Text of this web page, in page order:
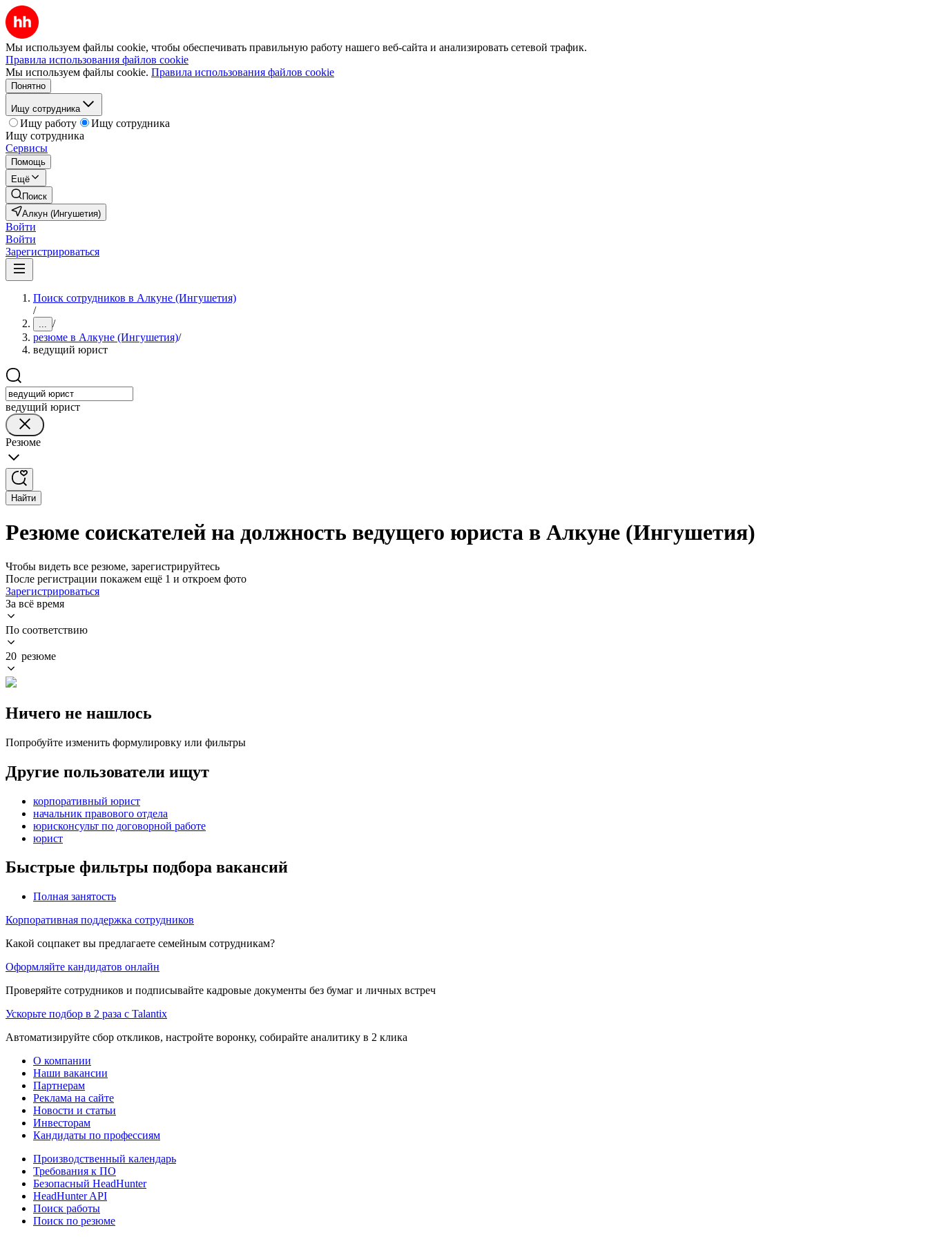
Мы используем файлы cookie, чтобы обеспечивать правильную работу нашего веб-сайта и анализировать сетевой трафик.
Правила использования файлов cookie
Мы используем файлы cookie. Правила использования файлов cookie
Понятно
Ищу сотрудника
Ищу работу
Ищу сотрудника
Ищу сотрудника
Сервисы
Помощь
Ещё
Поиск
Алкун (Ингушетия)
Войти
Войти
Зарегистрироваться
Поиск сотрудников в Алкуне (Ингушетия)
/
... /
резюме в Алкуне (Ингушетия)/
ведущий юрист
ведущий юрист
Резюме
Найти
Резюме соискателей на должность ведущего юриста в Алкуне (Ингушетия)
Чтобы видеть все резюме, зарегистрируйтесь
После регистрации покажем ещё 1 и откроем фото
Зарегистрироваться
За всё время
По соответствию
20 резюме
Ничего не нашлось
Попробуйте изменить формулировку или фильтры
Другие пользователи ищут
корпоративный юрист
начальник правового отдела
юрисконсульт по договорной работе
юрист
Быстрые фильтры подбора вакансий
Полная занятость
Корпоративная поддержка сотрудников
Какой соцпакет вы предлагаете семейным сотрудникам?
Оформляйте кандидатов онлайн
Проверяйте сотрудников и подписывайте кадровые документы без бумаг и личных встреч
Ускорьте подбор в 2 раза с Talantix
Автоматизируйте сбор откликов, настройте воронку, собирайте аналитику в 2 клика
О компании
Наши вакансии
Партнерам
Реклама на сайте
Новости и статьи
Инвесторам
Кандидаты по профессиям
Производственный календарь
Требования к ПО
Безопасный HeadHunter
HeadHunter API
Поиск работы
Поиск по резюме